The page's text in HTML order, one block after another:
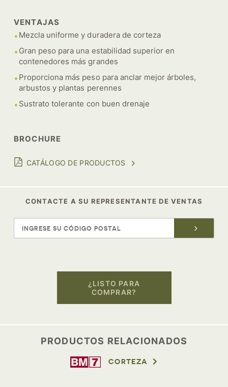
VENTAJAS
Mezcla uniforme y duradera de corteza
Gran peso para una estabilidad superior en
contenedores más grandes
Proporciona más peso para anclar mejor árboles,
arbustos y plantas perennes
Sustrato tolerante con buen drenaje
BROCHURE
CATÁLOGO DE PRODUCTOS
CONTACTE A SU REPRESENTANTE DE VENTAS
¿LISTO PARA
COMPRAR?
PRODUCTOS RELACIONADOS
CORTEZA